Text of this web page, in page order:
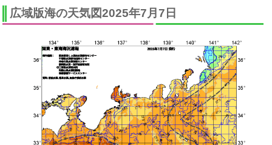
広域版海の天気図2025年7月7日